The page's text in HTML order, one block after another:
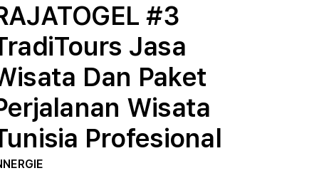
#3
Jasa
Dan Paket
Wisata
Profesional